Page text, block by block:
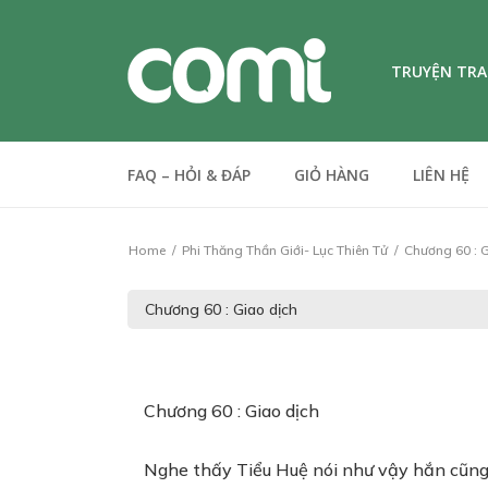
TRUYỆN
FAQ – HỎI & ĐÁP GIỎ HÀNG LIÊN HỆ
Home Phi Thăng Thần Giới- Lục Thiên Tử Chương 60 :
Chương 60 : Giao dịch
Nghe thấy Tiểu Huệ nói như vậy hắn